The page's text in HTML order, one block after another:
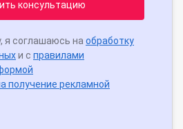
консультацию
я соглашаюсь на обработку
и с правилами
получение рекламной